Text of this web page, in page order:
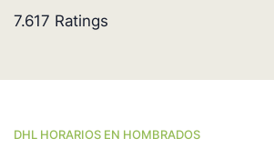
7.617 Ratings
DHL HORARIOS EN HOMBRADOS